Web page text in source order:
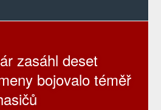
zasáhl deset
bojovalo téměř